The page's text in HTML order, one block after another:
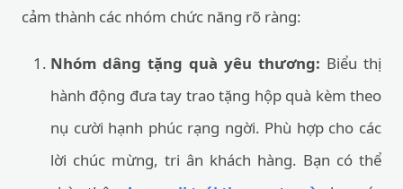
cảm thành các nhóm chức năng rõ ràng:
Nhóm dâng tặng quà yêu thương: Biểu thị
hành động đưa tay trao tặng hộp quà kèm theo
nụ cười hạnh phúc rạng ngời. Phù hợp cho các
lời chúc mừng, tri ân khách hàng. Bạn có thể